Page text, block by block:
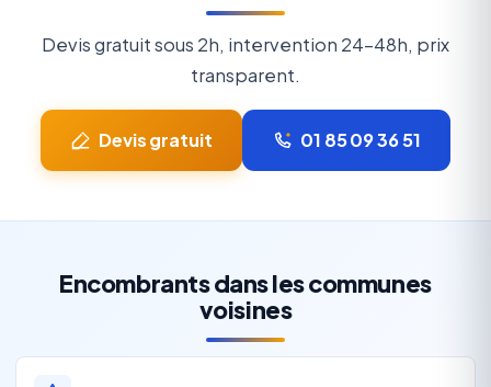
Devis gratuit sous 2h, intervention 24-48h, prix
transparent.
Devis gratuit 01 85 09 36 51
Encombrants dans les communes
voisines